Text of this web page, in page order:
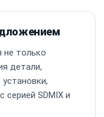
не только
детали,
серией SDMIX и